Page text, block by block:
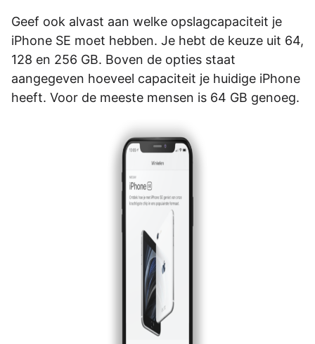
Geef ook alvast aan welke opslagcapaciteit je
iPhone SE moet hebben. Je hebt de keuze uit 64,
128 en 256 GB. Boven de opties staat
aangegeven hoeveel capaciteit je huidige iPhone
heeft. Voor de meeste mensen is 64 GB genoeg.